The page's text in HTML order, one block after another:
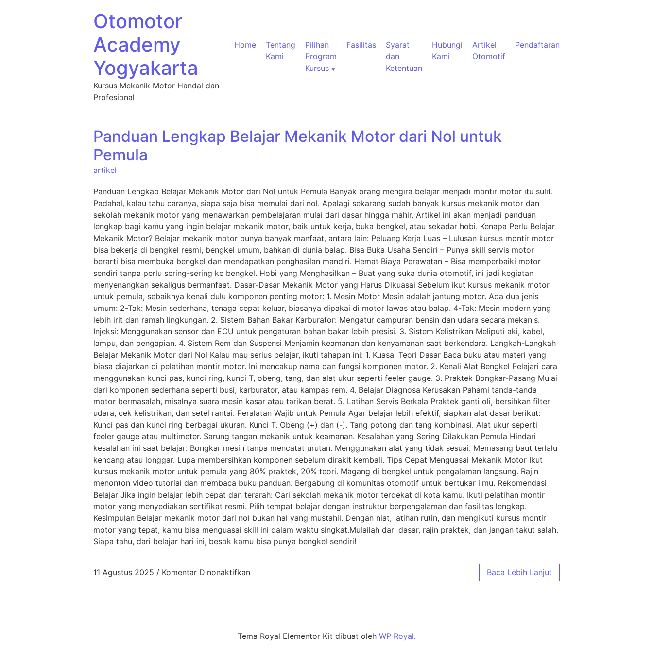
Otomotor
Academy
Yogyakarta
Kursus Mekanik Motor Handal dan
Profesional
Home
Tentang
Kami
Pilihan
Program
Kursus
Fasilitas
Syarat
dan
Ketentuan
Hubungi
Kami
Artikel
Otomotif
Pendaftaran
Panduan Lengkap Belajar Mekanik Motor dari Nol untuk
Pemula
artikel
Panduan Lengkap Belajar Mekanik Motor dari Nol untuk Pemula Banyak orang mengira belajar menjadi montir motor itu sulit.
Padahal, kalau tahu caranya, siapa saja bisa memulai dari nol. Apalagi sekarang sudah banyak kursus mekanik motor dan
sekolah mekanik motor yang menawarkan pembelajaran mulai dari dasar hingga mahir. Artikel ini akan menjadi panduan
lengkap bagi kamu yang ingin belajar mekanik motor, baik untuk kerja, buka bengkel, atau sekadar hobi. Kenapa Perlu Belajar
Mekanik Motor? Belajar mekanik motor punya banyak manfaat, antara lain: Peluang Kerja Luas – Lulusan kursus montir motor
bisa bekerja di bengkel resmi, bengkel umum, bahkan di dunia balap. Bisa Buka Usaha Sendiri – Punya skill servis motor
berarti bisa membuka bengkel dan mendapatkan penghasilan mandiri. Hemat Biaya Perawatan – Bisa memperbaiki motor
sendiri tanpa perlu sering-sering ke bengkel. Hobi yang Menghasilkan – Buat yang suka dunia otomotif, ini jadi kegiatan
menyenangkan sekaligus bermanfaat. Dasar-Dasar Mekanik Motor yang Harus Dikuasai Sebelum ikut kursus mekanik motor
untuk pemula, sebaiknya kenali dulu komponen penting motor: 1. Mesin Motor Mesin adalah jantung motor. Ada dua jenis
umum: 2-Tak: Mesin sederhana, tenaga cepat keluar, biasanya dipakai di motor lawas atau balap. 4-Tak: Mesin modern yang
lebih irit dan ramah lingkungan. 2. Sistem Bahan Bakar Karburator: Mengatur campuran bensin dan udara secara mekanis.
Injeksi: Menggunakan sensor dan ECU untuk pengaturan bahan bakar lebih presisi. 3. Sistem Kelistrikan Meliputi aki, kabel,
lampu, dan pengapian. 4. Sistem Rem dan Suspensi Menjamin keamanan dan kenyamanan saat berkendara. Langkah-Langkah
Belajar Mekanik Motor dari Nol Kalau mau serius belajar, ikuti tahapan ini: 1. Kuasai Teori Dasar Baca buku atau materi yang
biasa diajarkan di pelatihan montir motor. Ini mencakup nama dan fungsi komponen motor. 2. Kenali Alat Bengkel Pelajari cara
menggunakan kunci pas, kunci ring, kunci T, obeng, tang, dan alat ukur seperti feeler gauge. 3. Praktek Bongkar-Pasang Mulai
dari komponen sederhana seperti busi, karburator, atau kampas rem. 4. Belajar Diagnosa Kerusakan Pahami tanda-tanda
motor bermasalah, misalnya suara mesin kasar atau tarikan berat. 5. Latihan Servis Berkala Praktek ganti oli, bersihkan filter
udara, cek kelistrikan, dan setel rantai. Peralatan Wajib untuk Pemula Agar belajar lebih efektif, siapkan alat dasar berikut:
Kunci pas dan kunci ring berbagai ukuran. Kunci T. Obeng (+) dan (-). Tang potong dan tang kombinasi. Alat ukur seperti
feeler gauge atau multimeter. Sarung tangan mekanik untuk keamanan. Kesalahan yang Sering Dilakukan Pemula Hindari
kesalahan ini saat belajar: Bongkar mesin tanpa mencatat urutan. Menggunakan alat yang tidak sesuai. Memasang baut terlalu
kencang atau longgar. Lupa membersihkan komponen sebelum dirakit kembali. Tips Cepat Menguasai Mekanik Motor Ikut
kursus mekanik motor untuk pemula yang 80% praktek, 20% teori. Magang di bengkel untuk pengalaman langsung. Rajin
menonton video tutorial dan membaca buku panduan. Bergabung di komunitas otomotif untuk bertukar ilmu. Rekomendasi
Belajar Jika ingin belajar lebih cepat dan terarah: Cari sekolah mekanik motor terdekat di kota kamu. Ikuti pelatihan montir
motor yang menyediakan sertifikat resmi. Pilih tempat belajar dengan instruktur berpengalaman dan fasilitas lengkap.
Kesimpulan Belajar mekanik motor dari nol bukan hal yang mustahil. Dengan niat, latihan rutin, dan mengikuti kursus montir
motor yang tepat, kamu bisa menguasai skill ini dalam waktu singkat.Mulailah dari dasar, rajin praktek, dan jangan takut salah.
Siapa tahu, dari belajar hari ini, besok kamu bisa punya bengkel sendiri!
11 Agustus 2025 / Komentar Dinonaktifkan Baca Lebih Lanjut
Tema Royal Elementor Kit dibuat oleh WP Royal.